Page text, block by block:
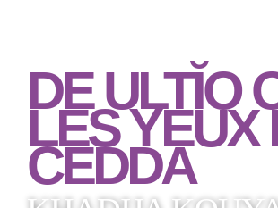
DE ULTĬO
LES YEUX
CEDDA